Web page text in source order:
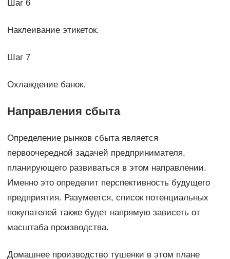
Шаг 6
Наклеивание этикеток.
Шаг 7
Охлаждение банок.
Направления сбыта
Определение рынков сбыта является
первоочередной задачей предпринимателя,
планирующего развиваться в этом направлении.
Именно это определит перспективность будущего
предприятия. Разумеется, список потенциальных
покупателей также будет напрямую зависеть от
масштаба производства.
Домашнее производство тушенки в этом плане